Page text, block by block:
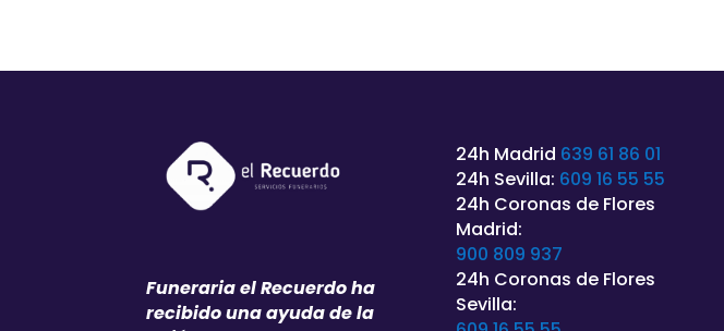
Funeraria el Recuerdo ha
recibido una ayuda de la
24h Madrid 639 61 86 01
24h Sevilla: 609 16 55 55
24h Coronas de Flores
Madrid:
900 809 937
24h Coronas de Flores
Sevilla: